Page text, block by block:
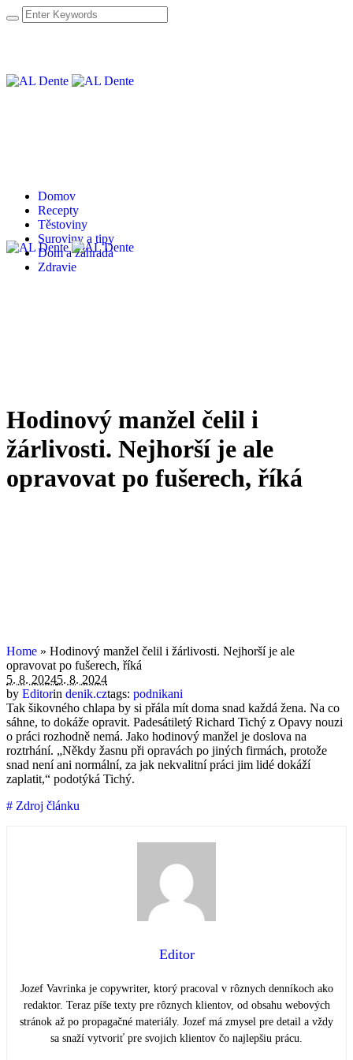
Domov
Recepty
Těstoviny
Suroviny a tipy
Dom a záhrada
Zdravie
Hodinový manžel čelil i
žárlivosti. Nejhorší je ale
opravovat po fušerech, říká
Home » Hodinový manžel čelil i žárlivosti. Nejhorší je ale
opravovat po fušerech, říká
5. 8. 20245. 8. 2024
by Editorin denik.cztags: podnikani
Tak šikovného chlapa by si přála mít doma snad každá žena. Na co
sáhne, to dokáže opravit. Padesátiletý Richard Tichý z Opavy nouzi
o práci rozhodně nemá. Jako hodinový manžel je doslova na
roztrhání. „Někdy žasnu při opravách po jiných firmách, protože
snad není ani normální, za jak nekvalitní práci jim lidé dokáží
zaplatit,“ podotýká Tichý.
# Zdroj článku
Editor
Jozef Vavrinka je copywriter, ktorý pracoval v rôznych denníkoch ako
redaktor. Teraz píše texty pre rôznych klientov, od obsahu webových
stránok až po propagačné materiály. Jozef má zmysel pre detail a vždy
sa snaží vytvoriť pre svojich klientov čo najlepšiu prácu.